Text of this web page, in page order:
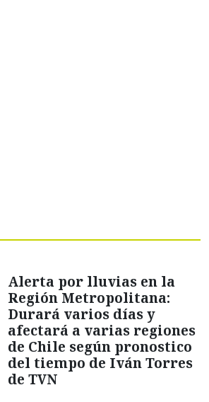
Alerta por lluvias en la
Región Metropolitana:
Durará varios días y
afectará a varias regiones
de Chile según pronostico
del tiempo de Iván Torres
de TVN